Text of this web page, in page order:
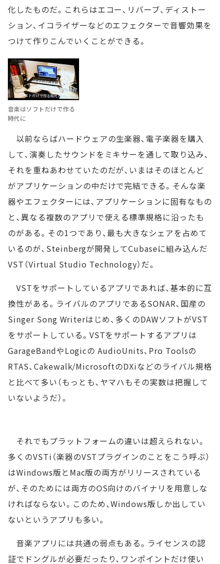
化したものだ。これらはエコー、リバーブ、ディストー
ション、イコライザーなどのエフェクターで音響効果を
つけて作りこんでいくことができる。
音楽はソフトだけで作る
時代に
以前ならばハードウェアの生楽器、電子楽器を購入
して、演奏したサウンドをミキサーを通して取り込み、
それを重ねあわせていたのだが、いまはそのほとんど
がアプリケーションの中だけで完結できる。そんな楽
器やエフェクターには、アプリケーションに固有なもの
と、異なる複数のアプリで使える標準規格に沿ったも
のがある。その1つであり、最も大きなシェアを占めて
いるのが、Steinbergが開発してCubaseに組み込んだ
VST（Virtual Studio Technology）だ。
VSTをサポートしているアプリであれば、基本的に互
換性がある。ライバルのアプリであるSONAR、国産の
Singer Song Writerはじめ、多くのDAWソフトがVST
をサポートしている。VSTをサポートするアプリは
GarageBandやLogicの AudioUnits、Pro Toolsの
RTAS、Cakewalk/MicrosoftのDXiなどのライバル規格
と比べて多い（もっとも、ヤマハもその実数は把握して
いないようだ）。
それでもプラットフォームの違いは超えられない。
多くのVSTi（楽器のVSTプラグインのことをこう呼ぶ）
はWindows版とMac版の両方がリリースされている
が、そのためには両方のOS向けのバイナリを用意しな
ければならない。このため、Windows版しか出してい
ないというアプリも多い。
音楽アプリには共通の弱点もある。ライセンスの認
証でドングルが必要だったり、ワンポイントだけ使い